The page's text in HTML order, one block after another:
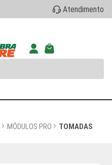
Atendimento
MÓDULOS PRO TOMADAS